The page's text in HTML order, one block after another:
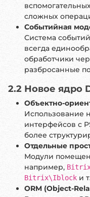
сложных
Событийная
Система
всегда
обработчики
разбросанные
2.2 Новое ядро
Объектно-
Использование
интерфейсов с
более
Отдельные
Модули
например,
Bitrix\Iblock и
ORM (Object-